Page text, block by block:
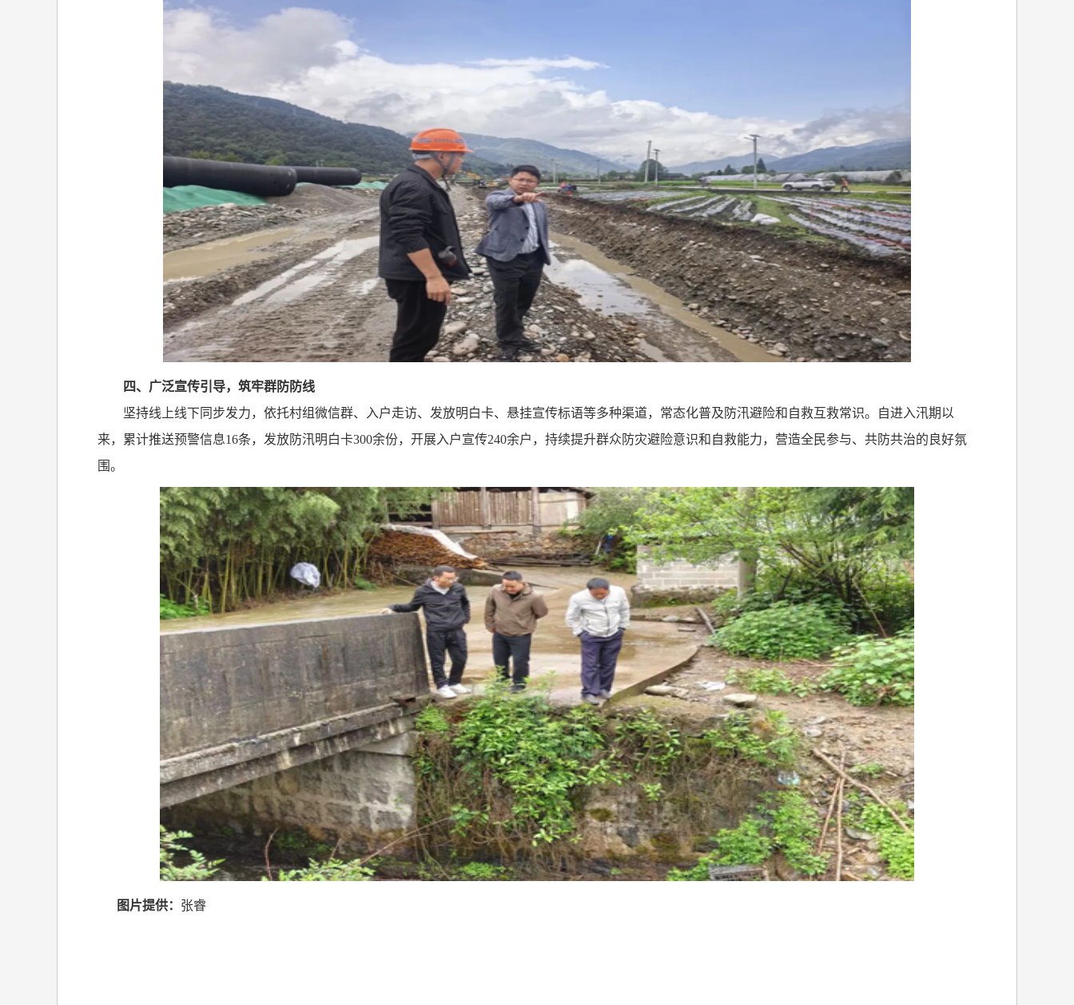
四、广泛宣传引导，筑牢群防防线
坚持线上线下同步发力，依托村组微信群、入户走访、发放明白卡、悬挂宣传标语等多种渠道，常态化普及防汛避险和自救互救常识。自进入汛期以
来，累计推送预警信息16条，发放防汛明白卡300余份，开展入户宣传240余户，持续提升群众防灾避险意识和自救能力，营造全民参与、共防共治的良好氛
围。
图片提供： 张睿